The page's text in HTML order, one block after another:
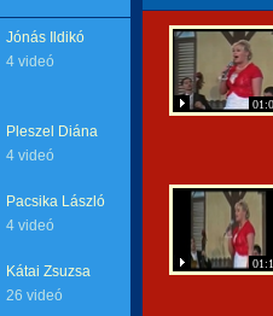
Jónás Ildikó
4 videó
Pleszel Diána
4 videó
Pacsika László
4 videó
Kátai Zsuzsa
26 videó